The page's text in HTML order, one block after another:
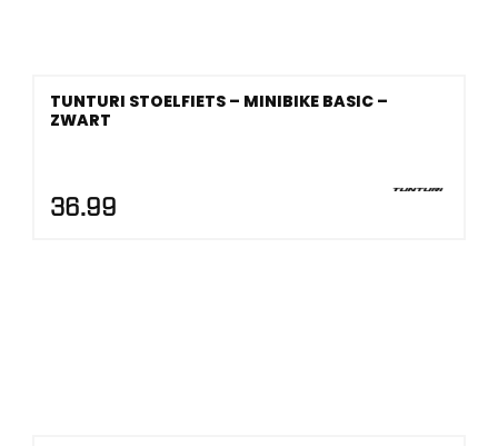
TUNTURI STOELFIETS – MINIBIKE BASIC –
ZWART
36.99